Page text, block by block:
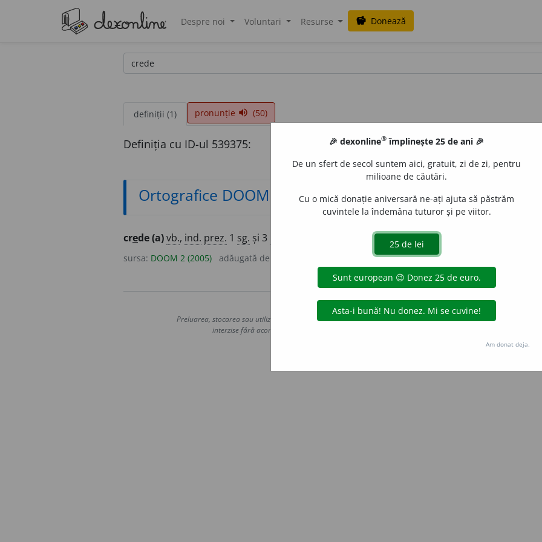
Despre noi Voluntari Resurse savings Donează
definiții (1) pronunție volume_up (50)
Definiția cu ID-ul 539375:
Ortografice DOOM
crede (a)vb., ind. prez. 1 sg. și 3 conj.prez.3să cre de /
sursa: DOOM 2 (2005) adăugată de
Copyright © 2004-2026 dexonline (https://dexonline.ro)
Preluarea, stocarea sau utilizarea datelor de pe acest site, inclusiv prin orice metode de extragere automată
interzise fără acordul nostru prealabil scris, cu excepția seturilor de date oferite oficial spre utilizare
Hosterion
🎉 dexonline® împlinește 25 de ani 🎉
De un sfert de secol suntem aici, gratuit, zi de zi, pentru
milioane de căutări.
Cu o mică donație aniversară ne-ați ajuta să păstrăm
cuvintele la îndemâna tuturor și pe viitor.
Am donat deja.